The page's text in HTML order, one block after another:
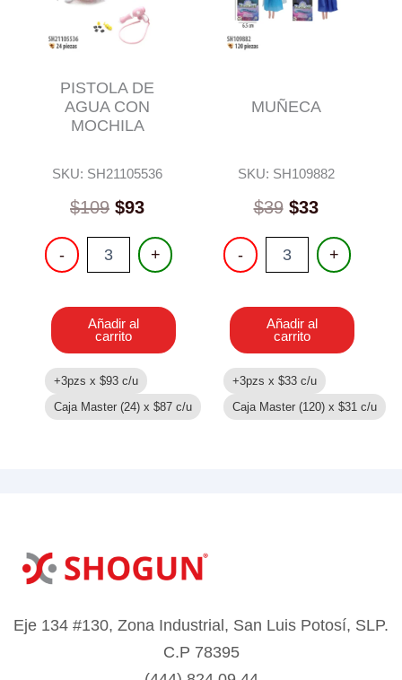
PISTOLA DE
AGUA CON
MOCHILA
SKU: SH21105536
$109 $93
-
PISTOLA
DE
MOCHILA
cantidad
+
Añadir al
carrito
+3pzs x $93 c/u
Caja Master (24) x $87 c/u
MUÑECA
SKU: SH109882
$39 $33
-
MUÑECA
cantidad
+
Añadir al
carrito
+3pzs x $33 c/u
Caja Master (120) x $31 c/u
Eje 134 #130, Zona Industrial, San Luis Potosí, SLP.
C.P 78395